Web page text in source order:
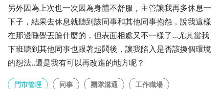
另外因為上次也一次因為身體不舒服，主管讓我再多休息一
下子，結果去休息就聽到該同事和其他同事抱怨，說我這樣
在那邊睡覺丟臉什麼的，但表面相處又不一樣了...尤其當我
下班聽到其他同事也跟著起鬨後，讓我陷入是否該換個環境
的想法..還是我有可以再改進的地方呢？
門市管理 同事 團隊溝通 工作職場